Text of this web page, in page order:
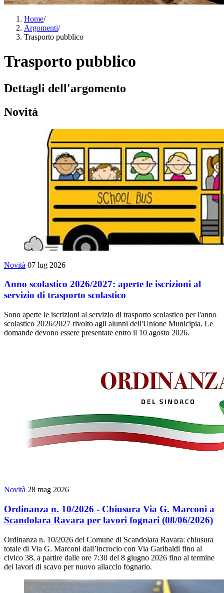
Home/
Argomenti/
Trasporto pubblico
Trasporto pubblico
Dettagli dell'argomento
Novità
Novità 07 lug 2026
Anno scolastico 2026/2027: aperte le iscrizioni al
servizio di trasporto scolastico
Sono aperte le iscrizioni al servizio di trasporto scolastico per l'anno
scolastico 2026/2027 rivolto agli alunni dell'Unione Municipia. Le
domande devono essere presentate entro il 10 agosto 2026.
Novità 28 mag 2026
Ordinanza n. 10/2026 - Chiusura Via G. Marconi a
Scandolara Ravara per lavori fognari (08/06/2026)
Ordinanza n. 10/2026 del Comune di Scandolara Ravara: chiusura
totale di Via G. Marconi dall’incrocio con Via Garibaldi fino al
civico 38, a partire dalle ore 7:30 del 8 giugno 2026 fino al termine
dei lavori di scavo per nuovo allaccio fognario.